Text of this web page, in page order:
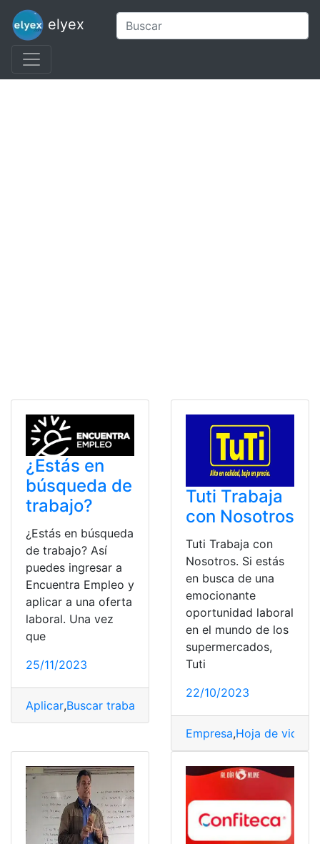
elyex
¿Estás en
búsqueda de
trabajo?
¿Estás en búsqueda
de trabajo? Así
puedes ingresar a
Encuentra Empleo y
aplicar a una oferta
laboral. Una vez
que
25/11/2023
Aplicar,Buscar trabajo
Tuti Trabaja
con Nosotros
Tuti Trabaja con
Nosotros. Si estás
en busca de una
emocionante
oportunidad laboral
en el mundo de los
supermercados,
Tuti
22/10/2023
Empresa,Hoja de vida